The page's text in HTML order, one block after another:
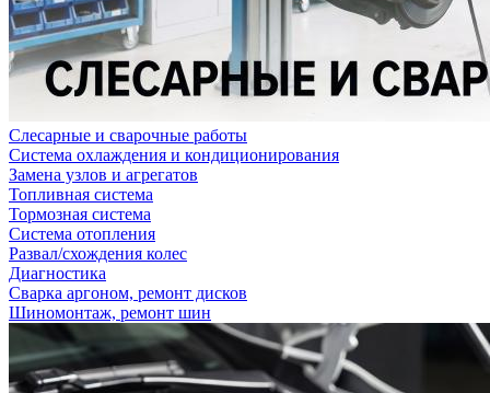
Слесарные и сварочные работы
Система охлаждения и кондиционирования
Замена узлов и агрегатов
Топливная система
Тормозная система
Система отопления
Развал/схождения колес
Диагностика
Сварка аргоном, ремонт дисков
Шиномонтаж, ремонт шин